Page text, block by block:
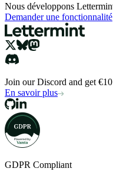
Nous développons
Demander une fonctionnalité
Join our Discord and get
En savoir plus
GDPR Compliant